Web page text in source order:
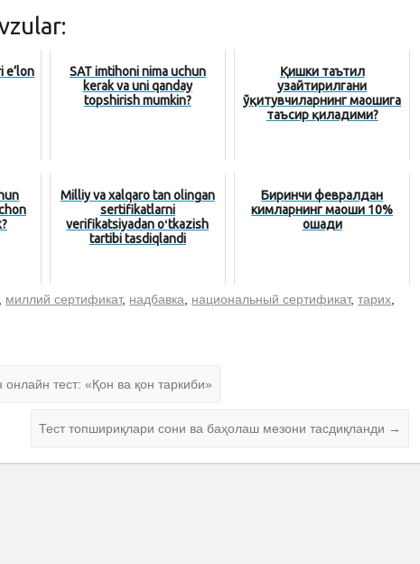
e’lon
SAT imtihoni nima uchun
kerak va uni qanday
topshirish mumkin?
Қишки таътил
узайтирилгани
ўқитувчиларнинг маошига
таъсир қиладими?
Milliy va xalqaro tan olingan
sertifikatlarni
verifikatsiyadan oʻtkazish
tartibi tasdiqlandi
Биринчи февралдан
кимларнинг маоши 10%
ошади
, миллий сертификат, надбавка, национальный сертификат,тарих,
тест: «Қон ва қон таркиби»
Тест топшириқлари сони ва баҳолаш мезони тасдиқланди →